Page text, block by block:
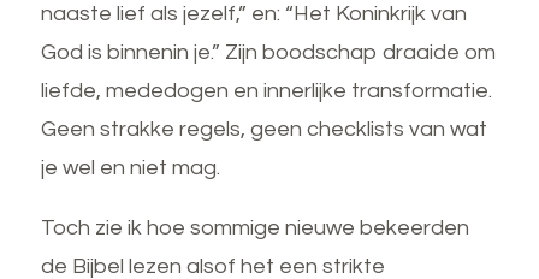
naaste lief als jezelf,” en: “Het Koninkrijk van
God is binnenin je.” Zijn boodschap draaide om
liefde, mededogen en innerlijke transformatie.
Geen strakke regels, geen checklists van wat
je wel en niet mag.
Toch zie ik hoe sommige nieuwe bekeerden
de Bijbel lezen alsof het een strikte